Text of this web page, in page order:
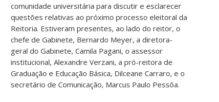
comunidade universitária para discutir e esclarecer
questões relativas ao próximo processo eleitoral da
Reitoria. Estiveram presentes, ao lado do reitor, o
chefe de Gabinete, Bernardo Meyer, a diretora-
geral do Gabinete, Camila Pagani, o assessor
institucional, Alexandre Verzani, a pró-reitora de
Graduação e Educação Básica, Dilceane Carraro, e o
secretário de Comunicação, Marcus Paulo Pessôa.